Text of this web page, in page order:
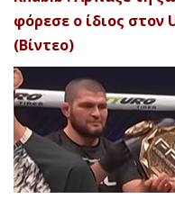
φόρεσε ο ίδιος
(Βίντεο)